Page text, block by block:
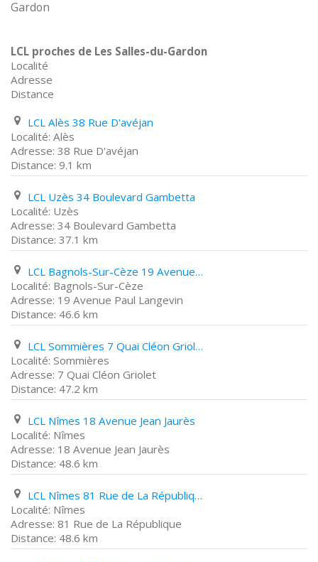
Gardon
LCL proches de Les Salles-du-Gardon
Localité
Adresse
Distance
LCL Alès 38 Rue D'avéjan
Alès
38 Rue D'avéjan
9.1 km
LCL Uzès 34 Boulevard Gambetta
Uzès
34 Boulevard Gambetta
37.1 km
LCL Bagnols-Sur-Cèze 19 Avenue Paul Langevin
Bagnols-Sur-Cèze
19 Avenue Paul Langevin
46.6 km
LCL Sommières 7 Quai Cléon Griolet
Sommières
7 Quai Cléon Griolet
47.2 km
LCL Nîmes 18 Avenue Jean Jaurès
Nîmes
18 Avenue Jean Jaurès
48.6 km
LCL Nîmes 81 Rue de La République
Nîmes
81 Rue de La République
48.6 km